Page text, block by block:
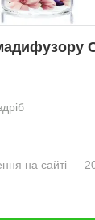
на сайті —